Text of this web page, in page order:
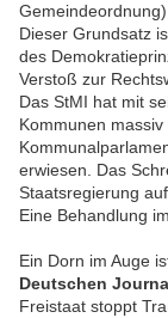
Gemeindeordnung).
Dieser Grundsatz
des
Verstoß zur Re
Das StMI hat mit
Kommunen massiv
erwiesen. Das
Staatsregierung
Eine Behandlung
Ein Dorn im Auge
Deutschen
Freistaat stoppt